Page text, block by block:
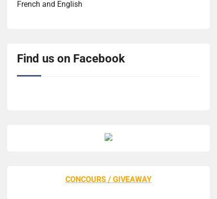
French and English
Find us on Facebook
CONCOURS / GIVEAWAY